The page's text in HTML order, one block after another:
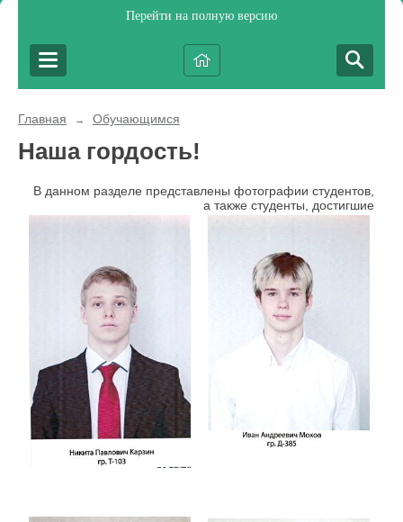
Перейти на полную версию
Главная → Обучающимся
Наша гордость!
В данном разделе представлены фотографии студентов,
а также студенты, достигшие